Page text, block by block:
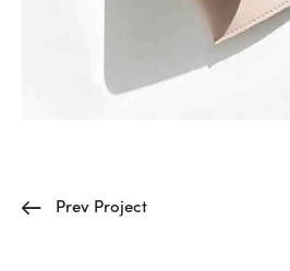
YazıPrev Project